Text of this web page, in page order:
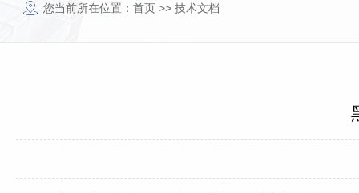
您当前所在位置： 首页 >> 技术文档